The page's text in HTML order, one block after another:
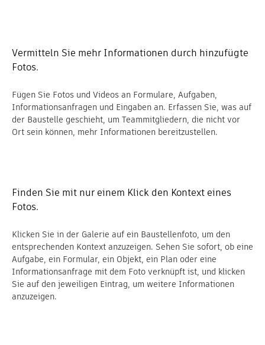
Vermitteln Sie mehr Informationen durch hinzufügte
Fotos.
Fügen Sie Fotos und Videos an Formulare, Aufgaben,
Informationsanfragen und Eingaben an. Erfassen Sie, was auf
der Baustelle geschieht, um Teammitgliedern, die nicht vor
Ort sein können, mehr Informationen bereitzustellen.
Finden Sie mit nur einem Klick den Kontext eines
Fotos.
Klicken Sie in der Galerie auf ein Baustellenfoto, um den
entsprechenden Kontext anzuzeigen. Sehen Sie sofort, ob eine
Aufgabe, ein Formular, ein Objekt, ein Plan oder eine
Informationsanfrage mit dem Foto verknüpft ist, und klicken
Sie auf den jeweiligen Eintrag, um weitere Informationen
anzuzeigen.